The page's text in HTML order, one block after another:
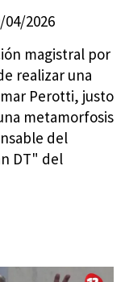
magistral por
realizar una
Perotti, justo
metamorfosis
del
DT" del
04/2026